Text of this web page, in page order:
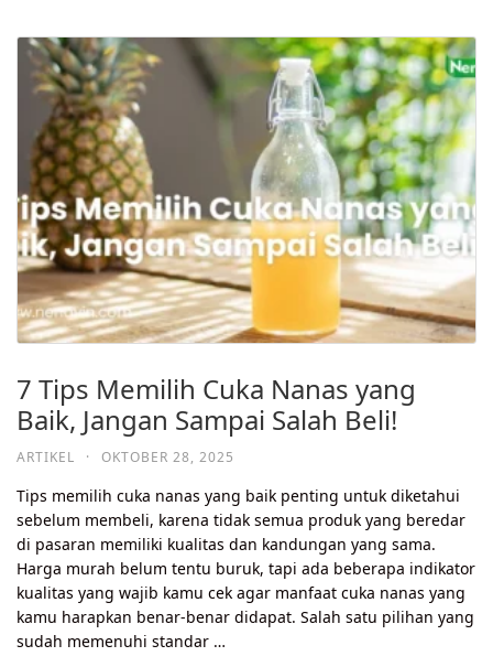
7 Tips Memilih Cuka Nanas yang
Baik, Jangan Sampai Salah Beli!
ARTIKEL · OKTOBER 28, 2025
Tips memilih cuka nanas yang baik penting untuk diketahui
sebelum membeli, karena tidak semua produk yang beredar
di pasaran memiliki kualitas dan kandungan yang sama.
Harga murah belum tentu buruk, tapi ada beberapa indikator
kualitas yang wajib kamu cek agar manfaat cuka nanas yang
kamu harapkan benar-benar didapat. Salah satu pilihan yang
sudah memenuhi standar …